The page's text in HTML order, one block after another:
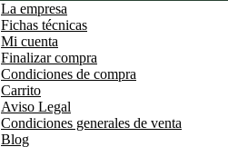
La empresa
Fichas técnicas
Mi cuenta
Finalizar compra
Condiciones de compra
Carrito
Aviso Legal
Condiciones generales de venta
Blog